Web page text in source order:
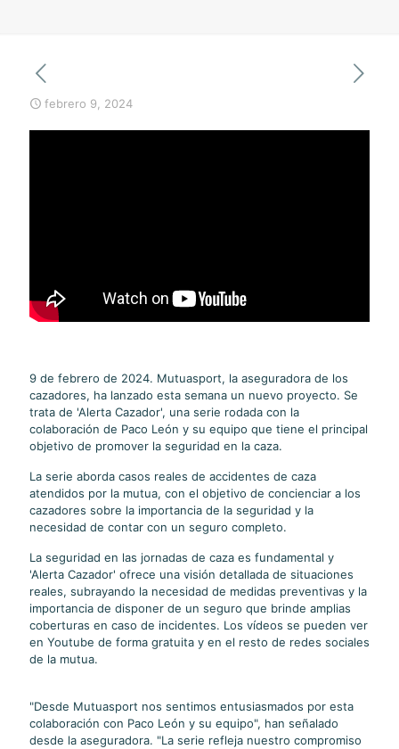
febrero 9, 2024
9 de febrero de 2024. Mutuasport, la aseguradora de los
cazadores, ha lanzado esta semana un nuevo proyecto. Se
trata de 'Alerta Cazador', una serie rodada con la
colaboración de Paco León y su equipo que tiene el principal
objetivo de promover la seguridad en la caza.
La serie aborda casos reales de accidentes de caza
atendidos por la mutua, con el objetivo de concienciar a los
cazadores sobre la importancia de la seguridad y la
necesidad de contar con un seguro completo.
La seguridad en las jornadas de caza es fundamental y
'Alerta Cazador' ofrece una visión detallada de situaciones
reales, subrayando la necesidad de medidas preventivas y la
importancia de disponer de un seguro que brinde amplias
coberturas en caso de incidentes. Los vídeos se pueden ver
en Youtube de forma gratuita y en el resto de redes sociales
de la mutua.
"Desde Mutuasport nos sentimos entusiasmados por esta
colaboración con Paco León y su equipo", han señalado
desde la aseguradora. "La serie refleja nuestro compromiso